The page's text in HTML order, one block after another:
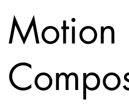
Motion